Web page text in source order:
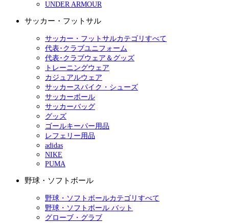
UNDER ARMOUR
サッカー・フットサル
サッカー・フットサルカテゴリすべて
代表･クラブユニフォーム
代表･クラブウェア＆グッズ
トレーニングウェア
カジュアルウェア
サッカースパイク・シューズ
サッカーボール
サッカーバッグ
グッズ
ゴールキーパー用品
レフェリー用品
adidas
NIKE
PUMA
野球・ソフトボール
野球・ソフトボールカテゴリすべて
野球・ソフトボール バット
グローブ・グラブ